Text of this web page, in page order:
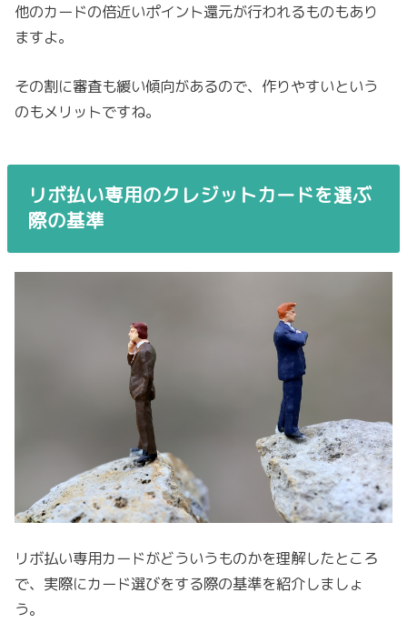
他のカードの倍近いポイント還元が行われるものもあり
ますよ。
その割に審査も緩い傾向があるので、作りやすいという
のもメリットですね。
リボ払い専用のクレジットカードを選ぶ
際の基準
リボ払い専用カードがどういうものかを理解したところ
で、実際にカード選びをする際の基準を紹介しましょ
う。